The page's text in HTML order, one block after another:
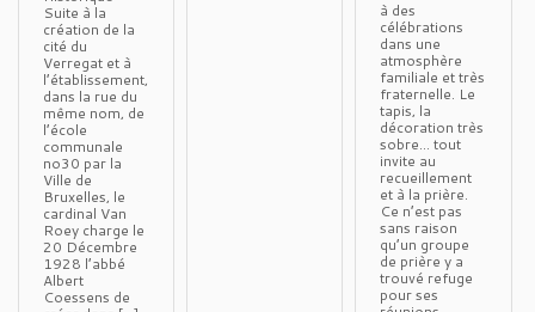
Suite à la
création de la
cité du
Verregat et à
l’établissement,
dans la rue du
même nom, de
l’école
communale
no30 par la
Ville de
Bruxelles, le
cardinal Van
Roey charge le
20 Décembre
1928 l’abbé
Albert
Coessens de
à des
célébrations
dans une
atmosphère
familiale et très
fraternelle. Le
tapis, la
décoration très
sobre… tout
invite au
recueillement
et à la prière.
Ce n’est pas
sans raison
qu’un groupe
de prière y a
trouvé refuge
pour ses